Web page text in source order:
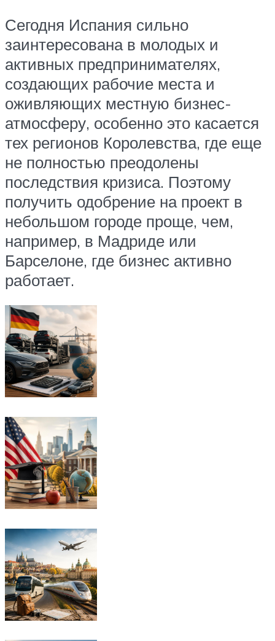
Сегодня Испания сильно
заинтересована в молодых и
активных предпринимателях,
создающих рабочие места и
оживляющих местную бизнес-
атмосферу, особенно это касается
тех регионов Королевства, где еще
не полностью преодолены
последствия кризиса. Поэтому
получить одобрение на проект в
небольшом городе проще, чем,
например, в Мадриде или
Барселоне, где бизнес активно
работает.